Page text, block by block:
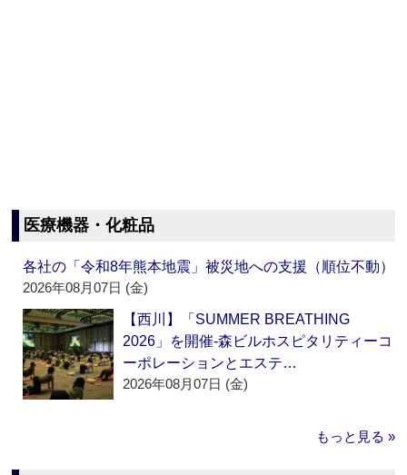
医療機器・化粧品
各社の「令和8年熊本地震」被災地への支援（順位不動）
2026年08月07日 (金)
【西川】「SUMMER BREATHING
2026」を開催‐森ビルホスピタリティーコ
ーポレーションとエステ…
2026年08月07日 (金)
もっと見る »